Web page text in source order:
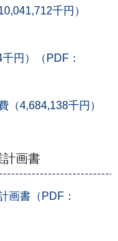
千円）
円）（PDF：
4,684,138千円）
計画書
画書（PDF：